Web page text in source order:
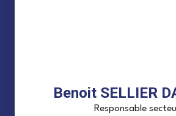
Benoit SELLIER
Responsable